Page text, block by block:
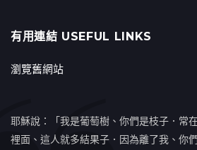
有用連結 USEFUL LINKS
瀏覽舊網站
耶穌說：「我是葡萄樹、你們是枝子．常
裡面、這人就多結果子．因為離了我、你